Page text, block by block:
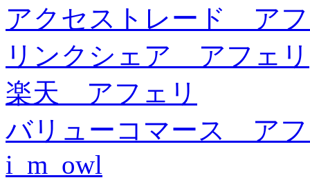
アクセストレード ア
リンクシェア アフェリ
楽天 アフェリ
バリューコマース ア
i_m_owl